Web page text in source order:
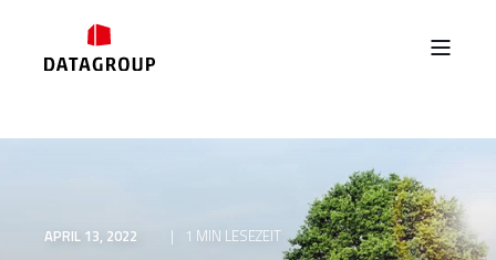
APRIL 13, 2022 1 MIN LESEZEIT